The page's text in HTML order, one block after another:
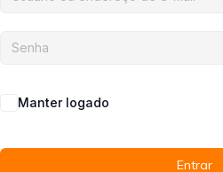
Manter logado
Entrar